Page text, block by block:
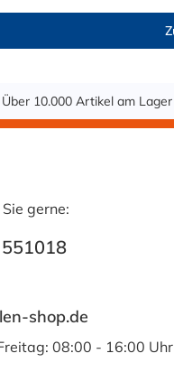
Getränke
eine
Über 10.000 Artikel am Lager
gerne:
shop.de
08:00 - 16:00 Uhr